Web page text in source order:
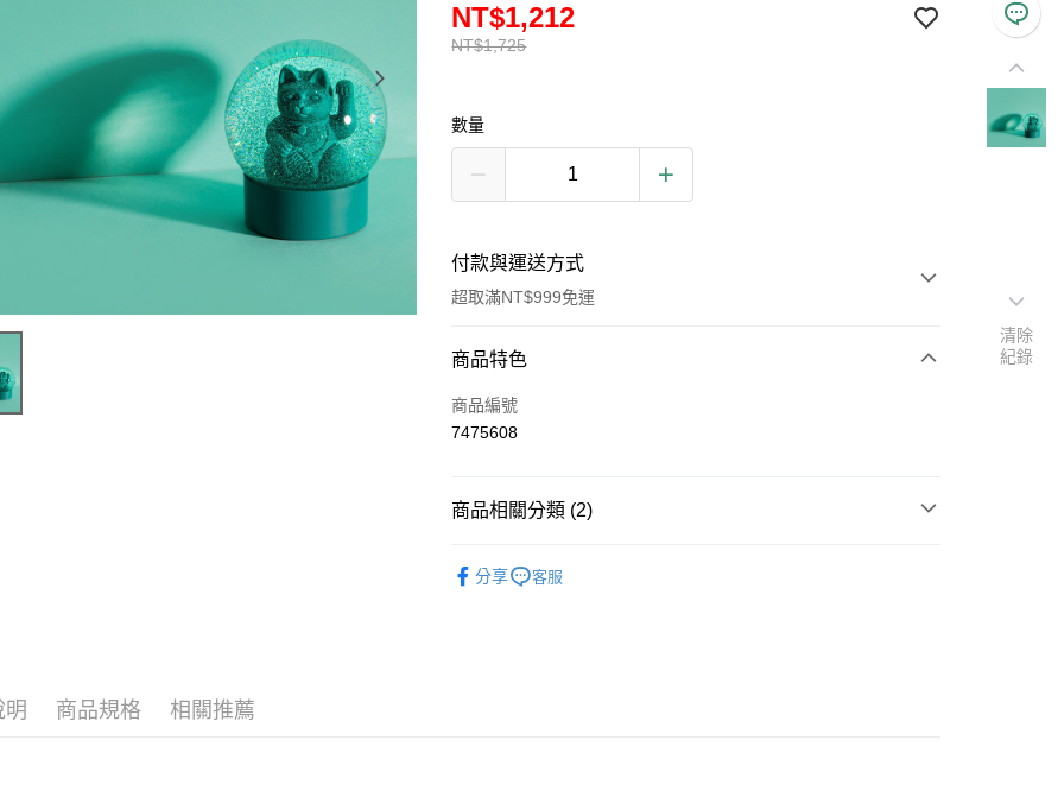
NT$1,725
NT$1,212
數量
付款與運送方式
超取滿NT$999免運
付款方式
信用卡一次付款
街口支付
商品特色
商品編號
7475608
商品相關分類 (2)
分享 客服
明 商品規格 相關推薦
清除
紀錄